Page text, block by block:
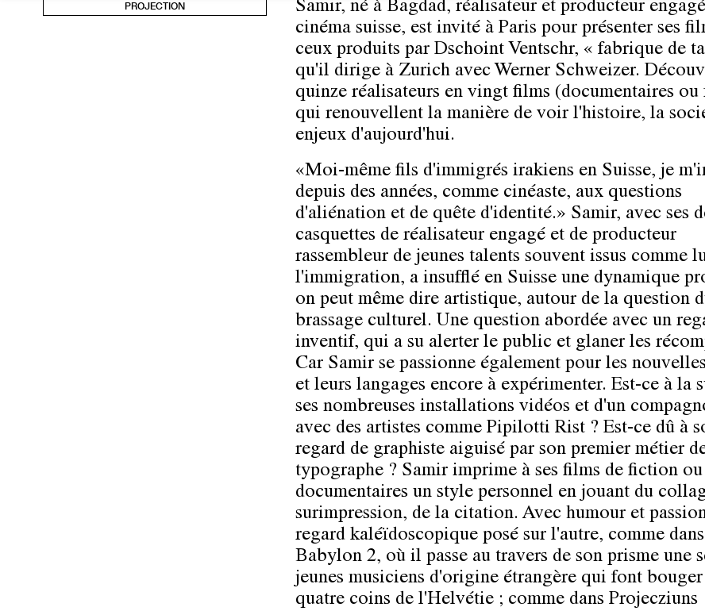
PROJECTION
Samir, né à Bagdad, réalisateur et producteur
cinéma suisse, est invité à Paris pour présenter ses
ceux produits par Dschoint Ventschr, « fabrique de
qu'il dirige à Zurich avec Werner Schweizer.
quinze réalisateurs en vingt films (documentaires
qui renouvellent la manière de voir l'histoire, la
enjeux d'aujourd'hui.
«Moi-même fils d'immigrés irakiens en Suisse, je
depuis des années, comme cinéaste, aux questions
d'aliénation et de quête d'identité.» Samir, avec ses
casquettes de réalisateur engagé et de producteur
rassembleur de jeunes talents souvent issus comme
l'immigration, a insufflé en Suisse une dynamique
on peut même dire artistique, autour de la question
brassage culturel. Une question abordée avec un
inventif, qui a su alerter le public et glaner les
Car Samir se passionne également pour les
et leurs langages encore à expérimenter. Est-ce à la
ses nombreuses installations vidéos et d'un
avec des artistes comme Pipilotti Rist ? Est-ce dû à
regard de graphiste aiguisé par son premier métier
typographe ? Samir imprime à ses films de fiction ou
documentaires un style personnel en jouant du
surimpression, de la citation. Avec humour et
regard kaléïdoscopique posé sur l'autre, comme dans
Babylon 2, où il passe au travers de son prisme une
jeunes musiciens d'origine étrangère qui font
quatre coins de l'Helvétie ; comme dans Projecziuns